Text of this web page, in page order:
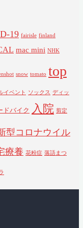
19 fairisle finland
mac mini NHK
snow tomato top
イベント ソックス ディッ
ドバイク 入院 剪定
型コロナウイル
療養 花粉症 落語まつ